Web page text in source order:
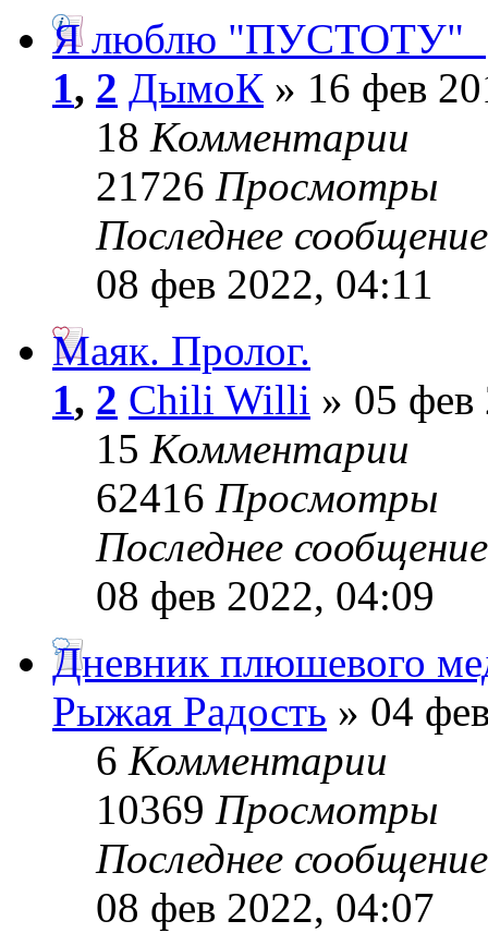
Я люблю "ПУСТОТУ"_
1, 2 ДымоК » 16 фев
18 Комментарии
21726 Просмотры
Последнее
08 фев 2022, 04:11
Маяк. Пролог.
1, 2 Chili Willi » 05 фев
15 Комментарии
62416 Просмотры
Последнее
08 фев 2022, 04:09
Дневник плюшевого
Рыжая Радость » 04
6 Комментарии
10369 Просмотры
Последнее
08 фев 2022, 04:07